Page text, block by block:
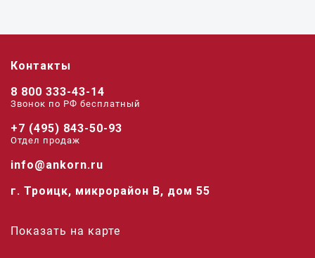
Контакты
8 800 333-43-14
Звонок по РФ беcплатный
+7 (495) 843-50-93
Отдел продаж
info@ankorn.ru
г. Троицк, микрорайон В, дом 55
Показать на карте